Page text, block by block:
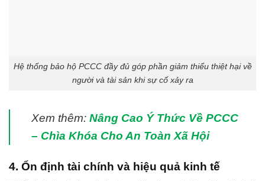
Hệ thống bảo hộ PCCC đầy đủ góp phần giảm thiểu thiệt hại về
người và tài sản khi sự cố xảy ra
Xem thêm: Nâng Cao Ý Thức Về PCCC
– Chìa Khóa Cho An Toàn Xã Hội
4. Ổn định tài chính và hiệu quả kinh tế